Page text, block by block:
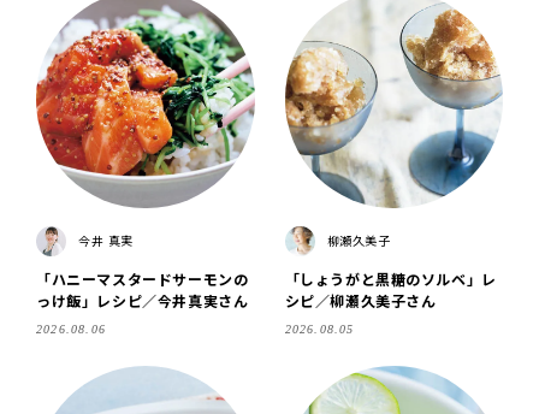
今井 真実
「ハニーマスタードサーモンの
っけ飯」レシピ／今井真実さん
2026.08.06
柳瀬久美子
「しょうがと黒糖のソルベ」レ
シピ／柳瀬久美子さん
2026.08.05